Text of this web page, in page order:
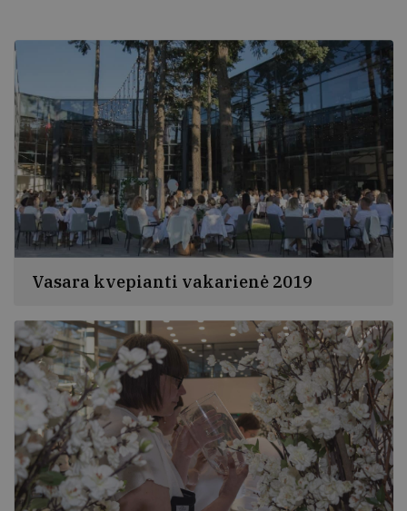
Vasara kvepianti vakarienė 2019